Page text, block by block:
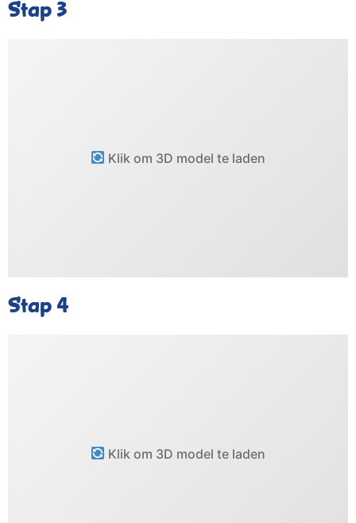
Stap 3
Klik om 3D model te laden
Stap 4
Klik om 3D model te laden